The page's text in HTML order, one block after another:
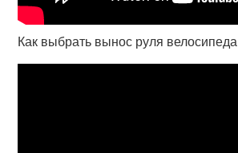
Как выбрать вынос руля велосипеда